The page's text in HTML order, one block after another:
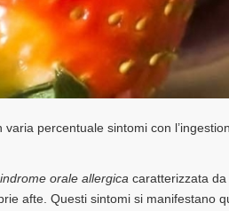
percentuale sintomi con
orale allergica caratterizzata
afte. Questi sintomi si manifestano